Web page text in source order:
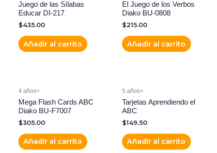
Juego de las Sílabas
Educar DI-217
$435.00
Añadir al carrito
El Juego de los Verbos
Diako BU-0808
$215.00
Añadir al carrito
4 años+
Mega Flash Cards ABC
Diako BU-F7007
$305.00
Añadir al carrito
5 años+
Tarjetas Aprendiendo el
ABC
$149.50
Añadir al carrito